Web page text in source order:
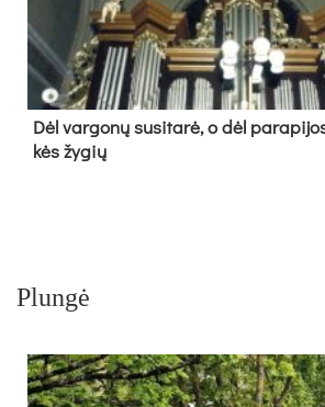
Dėl var­go­nų su­si­ta­rė, o dėl
kės žy­gių
Plungė